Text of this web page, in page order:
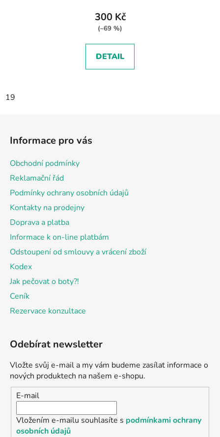
300 Kč
(–69 %)
DETAIL
19
Informace pro vás
Obchodní podmínky
Reklamační řád
Podmínky ochrany osobních údajů
Kontakty na prodejny
Doprava a platba
Informace k on-line platbám
Odstoupení od smlouvy a vrácení zboží
Kodex
Jak pečovat o boty?!
Ceník
Rezervace konzultace
Odebírat newsletter
Vložte svůj e-mail a my vám budeme zasílat informace o
nových produktech na našem e-shopu.
E-mail
Vložením e-mailu souhlasíte s podmínkami ochrany
osobních údajů